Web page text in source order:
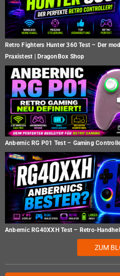
Retro Fighters Hunter 360 Test – Der
Praxistest | DragonBox Shop
Anbernic RG P01 Test – Gaming
Anbernic RG40XXH Test – Retro-
ZUM